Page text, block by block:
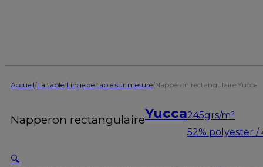
Accueil/La table/Linge de table sur mesure/Napperon rectangulaire Yucca
Napperon rectangulaireYucca245grs/m²
52% polyester /
🔍